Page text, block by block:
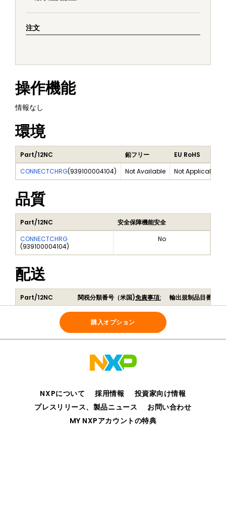
注文
操作機能
情報なし
環境
Part/12NC 鉛フリー
EU RoHS
CONNECTCHRG(939100004104) Not Available Not Applicable
品質
Part/12NC
安全保障機能安全
CONNECTCHRG
(939100004104)
No
配送
Part/12NC 関税分類番号（米国)免責事項:
輸出規制品目番号（
CONNECTCHRG
939100004104
999999
購入オプション
NXPについて 採用情報
投資家向け情報
プレスリリース、製品ニュース
お問い合わせ
MY NXPアカウントの特典